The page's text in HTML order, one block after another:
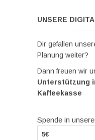
UNSERE
Dir gefallen
Planung weiter?
Dann freuen wir
Unterstützung
Kaffeekasse
Spende in